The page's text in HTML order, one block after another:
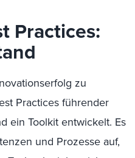
Practices:
zu
Practices führender
ein Toolkit entwickelt. Es
und Prozesse auf,